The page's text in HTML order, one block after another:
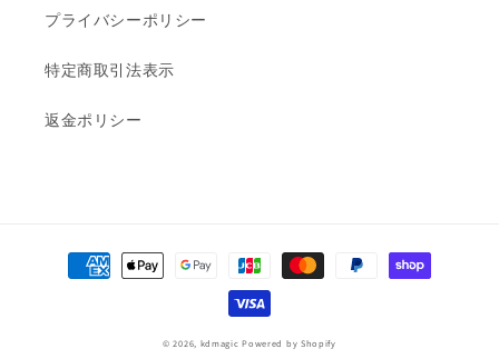
プライバシーポリシー
特定商取引法表示
返金ポリシー
© 2026, kdmagic Powered by Shopify